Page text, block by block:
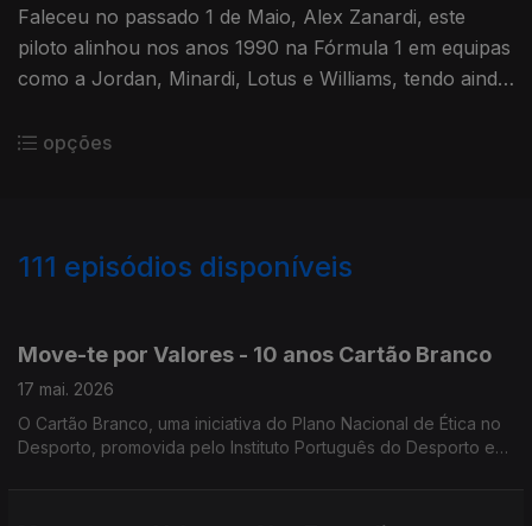
Faleceu no passado 1 de Maio, Alex Zanardi, este
piloto alinhou nos anos 1990 na Fórmula 1 em equipas
como a Jordan, Minardi, Lotus e Williams, tendo ainda
Ganass.
opções
111 episódios disponíveis
Move-te por Valores - 10 anos Cartão Branco
17 mai. 2026
O Cartão Branco, uma iniciativa do Plano Nacional de Ética no
Desporto, promovida pelo Instituto Português do Desporto e